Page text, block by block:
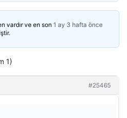
vardır ve en son 1 ay 3 hafta önce
1)
#25465